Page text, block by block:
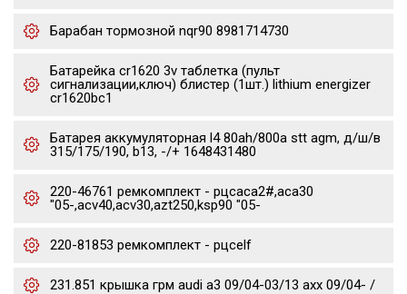
Барабан тормозной nqr90 8981714730
Батарейка cr1620 3v таблетка (пульт
сигнализации,ключ) блистер (1шт.) lithium energizer
cr1620bc1
Батарея аккумуляторная l4 80ah/800a stt agm, д/ш/в
315/175/190, b13, -/+ 1648431480
220-46761 ремкомплект - рцсaca2#,aca30
"05-,acv40,acv30,azt250,ksp90 "05-
220-81853 ремкомплект - рцсelf
231.851 крышка грм audi a3 09/04-03/13 axx 09/04- /